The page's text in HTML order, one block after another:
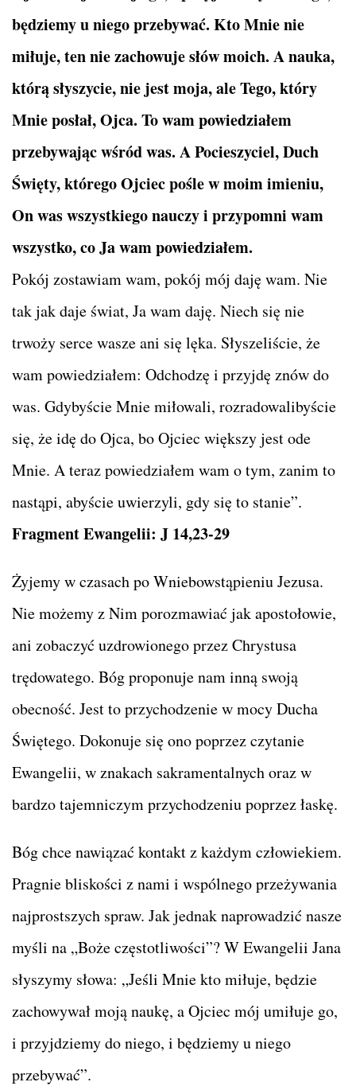
będziemy u niego przebywać. Kto Mnie nie
miłuje, ten nie zachowuje słów moich. A nauka,
którą słyszycie, nie jest moja, ale Tego, który
Mnie posłał, Ojca. To wam powiedziałem
przebywając wśród was. A Pocieszyciel, Duch
Święty, którego Ojciec pośle w moim imieniu,
On was wszystkiego nauczy i przypomni wam
wszystko, co Ja wam powiedziałem.
Pokój zostawiam wam, pokój mój daję wam. Nie
tak jak daje świat, Ja wam daję. Niech się nie
trwoży serce wasze ani się lęka. Słyszeliście, że
wam powiedziałem: Odchodzę i przyjdę znów do
was. Gdybyście Mnie miłowali, rozradowalibyście
się, że idę do Ojca, bo Ojciec większy jest ode
Mnie. A teraz powiedziałem wam o tym, zanim to
nastąpi, abyście uwierzyli, gdy się to stanie”.
Fragment Ewangelii: J 14,23-29
Żyjemy w czasach po Wniebowstąpieniu Jezusa.
Nie możemy z Nim porozmawiać jak apostołowie,
ani zobaczyć uzdrowionego przez Chrystusa
trędowatego. Bóg proponuje nam inną swoją
obecność. Jest to przychodzenie w mocy Ducha
Świętego. Dokonuje się ono poprzez czytanie
Ewangelii, w znakach sakramentalnych oraz w
bardzo tajemniczym przychodzeniu poprzez łaskę.
Bóg chce nawiązać kontakt z każdym człowiekiem.
Pragnie bliskości z nami i wspólnego przeżywania
najprostszych spraw. Jak jednak naprowadzić nasze
myśli na „Boże częstotliwości”? W Ewangelii Jana
słyszymy słowa: „Jeśli Mnie kto miłuje, będzie
zachowywał moją naukę, a Ojciec mój umiłuje go,
i przyjdziemy do niego, i będziemy u niego
przebywać”.